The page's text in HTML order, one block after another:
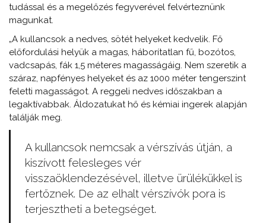
tudással és a megelőzés fegyverével felvérteznünk
magunkat.
„A kullancsok a nedves, sötét helyeket kedvelik. Fő
előfordulási helyük a magas, háborítatlan fű, bozótos,
vadcsapás, fák 1,5 méteres magasságáig. Nem szeretik a
száraz, napfényes helyeket és az 1000 méter tengerszint
feletti magasságot. A reggeli nedves időszakban a
legaktívabbak. Áldozatukat hő és kémiai ingerek alapján
találják meg.
A kullancsok nemcsak a vérszívás útján, a
kiszívott felesleges vér
visszaöklendezésével, illetve ürülékükkel is
fertőznek. De az elhalt vérszívók pora is
terjesztheti a betegséget.